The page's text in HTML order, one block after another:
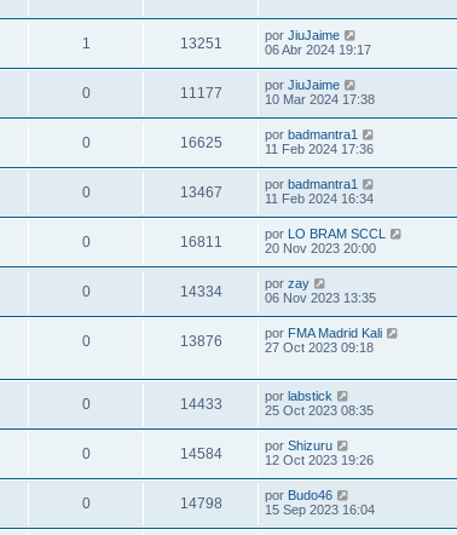
1 13251 por JiuJaime
06 Abr 2024 19:17
0 11177 por JiuJaime
10 Mar 2024 17:38
0 16625 por badmantra1
11 Feb 2024 17:36
0 13467 por badmantra1
11 Feb 2024 16:34
0 16811 por LO BRAM SCCL
20 Nov 2023 20:00
0 14334 por zay
06 Nov 2023 13:35
0 13876 por FMA Madrid Kali
27 Oct 2023 09:18
0 14433 por labstick
25 Oct 2023 08:35
0 14584 por Shizuru
12 Oct 2023 19:26
0 14798 por Budo46
15 Sep 2023 16:04